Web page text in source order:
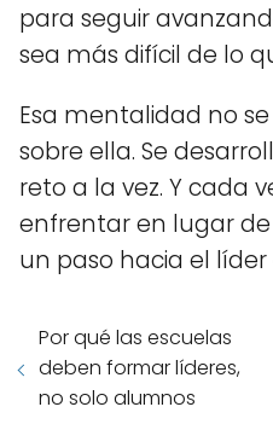
para seguir
sea más difícil de lo
Esa mentalidad no
sobre ella. Se
reto a la vez. Y cada
enfrentar en lugar
un paso hacia el
Por qué las escuelas
deben formar líderes,
no solo alumnos